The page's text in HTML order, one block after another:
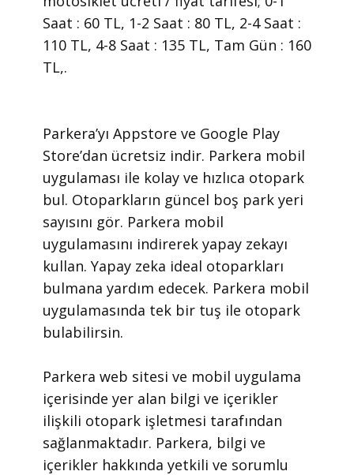
Saat : 60 TL, 1-2 Saat : 80 TL, 2-4 Saat :
110 TL, 4-8 Saat : 135 TL, Tam Gün : 160
TL,.
​Parkera’yı Appstore ve Google Play
Store’dan ücretsiz indir. Parkera mobil
uygulaması ile kolay ve hızlıca otopark
bul. Otoparkların güncel boş park yeri
sayısını gör. Parkera mobil
uygulamasını indirerek yapay zekayı
kullan. Yapay zeka ideal otoparkları
bulmana yardım edecek. Parkera mobil
uygulamasında tek bir tuş ile otopark
bulabilirsin.
​Parkera web sitesi ve mobil uygulama
içerisinde yer alan bilgi ve içerikler
ilişkili otopark işletmesi tarafından
sağlanmaktadır. Parkera, bilgi ve
içerikler hakkında yetkili ve sorumlu